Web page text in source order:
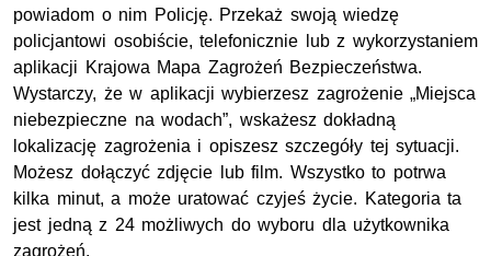
powiadom o nim Policję. Przekaż swoją wiedzę
policjantowi osobiście, telefonicznie lub z wykorzystaniem
aplikacji Krajowa Mapa Zagrożeń Bezpieczeństwa.
Wystarczy, że w aplikacji wybierzesz zagrożenie „Miejsca
niebezpieczne na wodach”, wskażesz dokładną
lokalizację zagrożenia i opiszesz szczegóły tej sytuacji.
Możesz dołączyć zdjęcie lub film. Wszystko to potrwa
kilka minut, a może uratować czyjeś życie. Kategoria ta
jest jedną z 24 możliwych do wyboru dla użytkownika
zagrożeń.